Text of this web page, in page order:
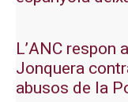
L’ANC respon
Jonquera
abusos de la